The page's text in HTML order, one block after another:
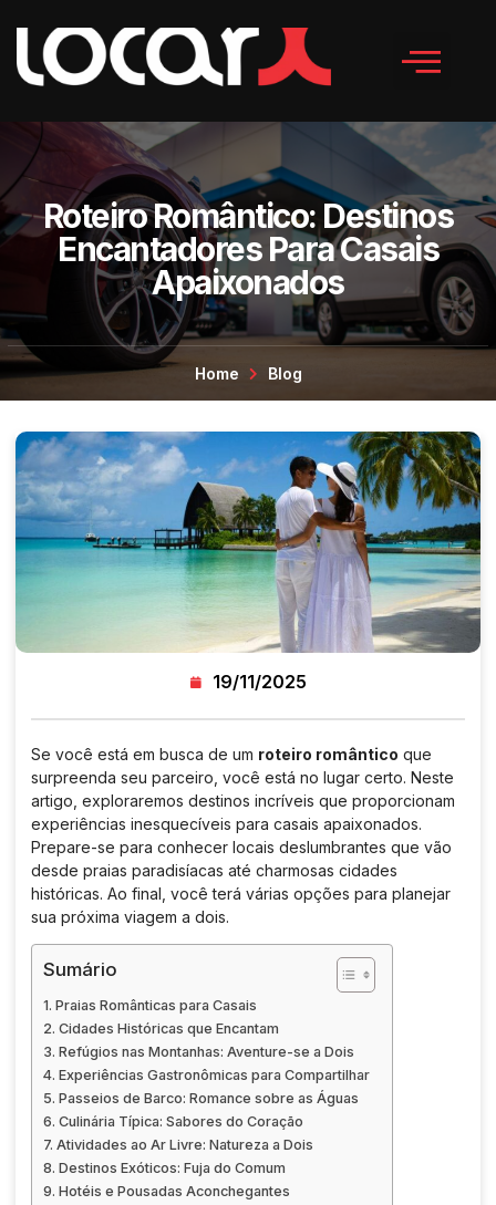
Roteiro Romântico: Destinos
Encantadores Para Casais
Apaixonados
Home Blog
19/11/2025
Se você está em busca de um roteiro romântico que
surpreenda seu parceiro, você está no lugar certo. Neste
artigo, exploraremos destinos incríveis que proporcionam
experiências inesquecíveis para casais apaixonados.
Prepare-se para conhecer locais deslumbrantes que vão
desde praias paradisíacas até charmosas cidades
históricas. Ao final, você terá várias opções para planejar
sua próxima viagem a dois.
Sumário
Praias Românticas para Casais
Cidades Históricas que Encantam
Refúgios nas Montanhas: Aventure-se a Dois
Experiências Gastronômicas para Compartilhar
Passeios de Barco: Romance sobre as Águas
Culinária Típica: Sabores do Coração
Atividades ao Ar Livre: Natureza a Dois
Destinos Exóticos: Fuja do Comum
Hotéis e Pousadas Aconchegantes